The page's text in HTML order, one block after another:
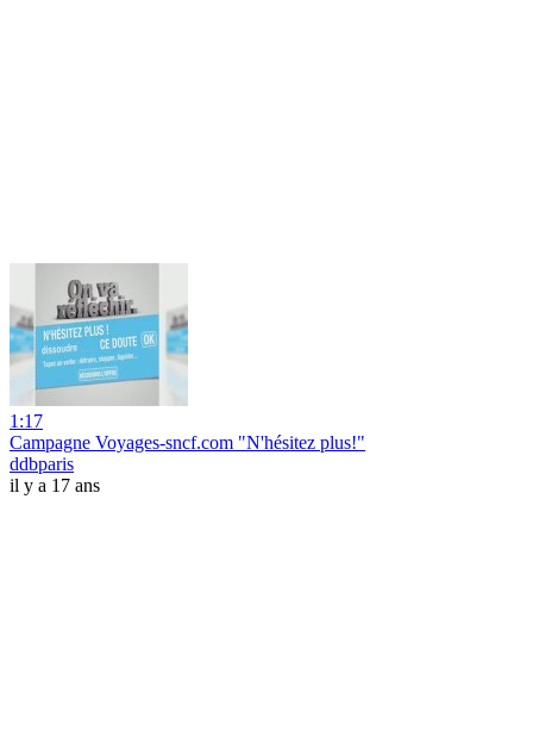
1:17
Campagne Voyages-sncf.com "N'hésitez plus!"
ddbparis
il y a 17 ans